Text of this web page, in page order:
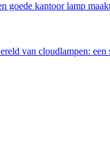
goede kantoor lamp
van cloudlampen: een